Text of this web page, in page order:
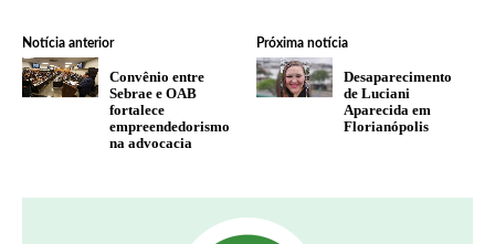
Notícia anterior
Convênio entre
Sebrae e OAB
fortalece
empreendedorismo
na advocacia
Próxima notícia
Desaparecimento
de Luciani
Aparecida em
Florianópolis